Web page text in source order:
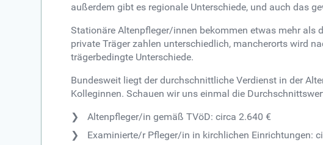
außerdem gibt es regionale Unterschiede, und auch das
Stationäre Altenpfleger/innen bekommen etwas mehr als
private Träger zahlen unterschiedlich, mancherorts wird
trägerbedingte Unterschiede.
Bundesweit liegt der durchschnittliche Verdienst in der
Kolleginnen. Schauen wir uns einmal die
Altenpfleger/in gemäß TVöD: circa 2.640 €
Examinierte/r Pfleger/in in kirchlichen Einrichtungen: